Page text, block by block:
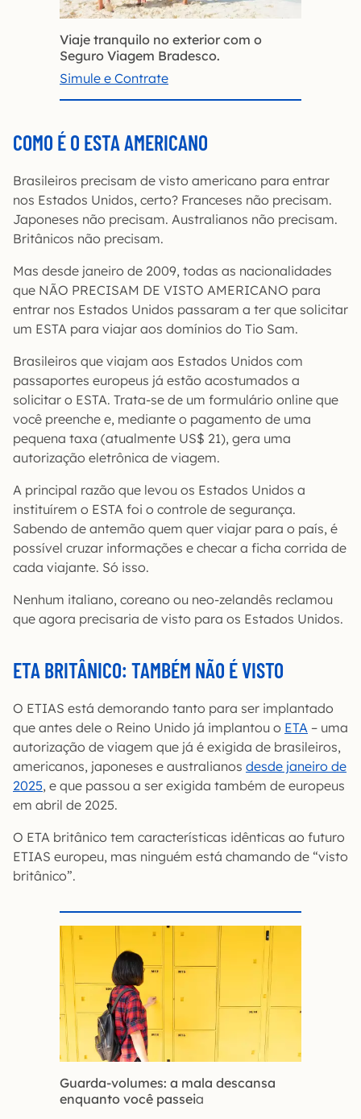
Viaje tranquilo no exterior com o
Seguro Viagem Bradesco.
Simule e Contrate
COMO É O ESTA AMERICANO
Brasileiros precisam de visto americano para entrar
nos Estados Unidos, certo? Franceses não precisam.
Japoneses não precisam. Australianos não precisam.
Britânicos não precisam.
Mas desde janeiro de 2009, todas as nacionalidades
que NÃO PRECISAM DE VISTO AMERICANO para
entrar nos Estados Unidos passaram a ter que solicitar
um ESTA para viajar aos domínios do Tio Sam.
Brasileiros que viajam aos Estados Unidos com
passaportes europeus já estão acostumados a
solicitar o ESTA. Trata-se de um formulário online que
você preenche e, mediante o pagamento de uma
pequena taxa (atualmente US$ 21), gera uma
autorização eletrônica de viagem.
A principal razão que levou os Estados Unidos a
instituírem o ESTA foi o controle de segurança.
Sabendo de antemão quem quer viajar para o país, é
possível cruzar informações e checar a ficha corrida de
cada viajante. Só isso.
Nenhum italiano, coreano ou neo-zelandês reclamou
que agora precisaria de visto para os Estados Unidos.
ETA BRITÂNICO: TAMBÉM NÃO É VISTO
O ETIAS está demorando tanto para ser implantado
que antes dele o Reino Unido já implantou o ETA – uma
autorização de viagem que já é exigida de brasileiros,
americanos, japoneses e australianos desde janeiro de
2025, e que passou a ser exigida também de europeus
em abril de 2025.
O ETA britânico tem características idênticas ao futuro
ETIAS europeu, mas ninguém está chamando de “visto
britânico”.
Guarda-volumes: a mala descansa
enquanto você passeia